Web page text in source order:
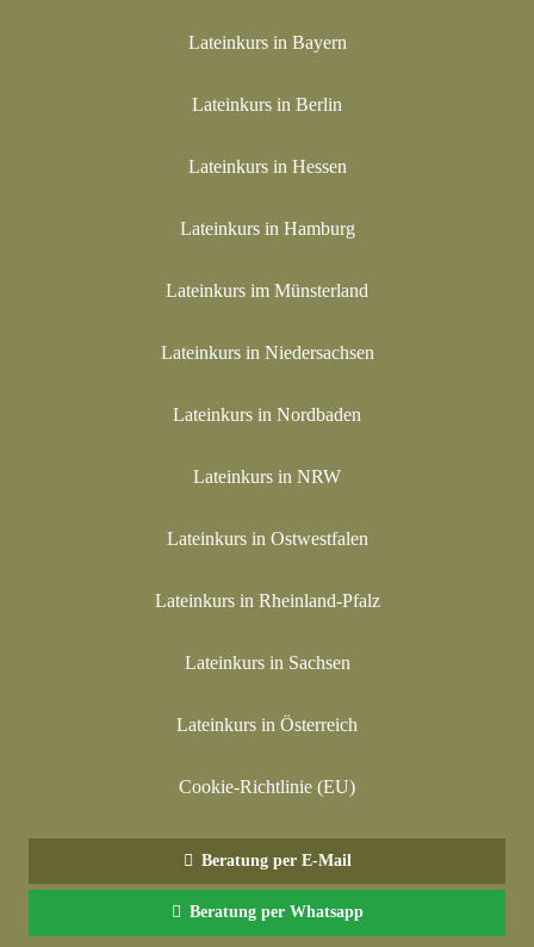
Lateinkurs in Bayern
Lateinkurs in Berlin
Lateinkurs in Hessen
Lateinkurs in Hamburg
Lateinkurs im Münsterland
Lateinkurs in Niedersachsen
Lateinkurs in Nordbaden
Lateinkurs in NRW
Lateinkurs in Ostwestfalen
Lateinkurs in Rheinland-Pfalz
Lateinkurs in Sachsen
Lateinkurs in Österreich
Cookie-Richtlinie (EU)
Beratung per E-Mail
Beratung per Whatsapp